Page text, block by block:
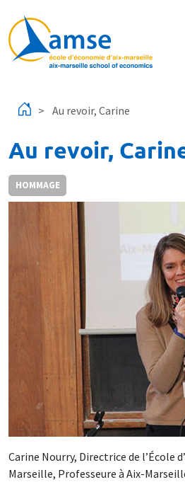
Au revoir, Carine
Au revoir,
HOMMAGE
Carine Nourry, Directrice de l’École
Marseille, Professeure à Aix-